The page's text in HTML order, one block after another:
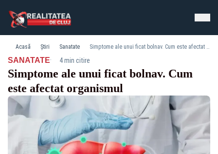
Acasă Știri Sanatate Simptome ale unui ficat bolnav. Cum este afectat organismul
SANATATE· 4 min citire
Simptome ale unui ficat bolnav. Cum
este afectat organismul